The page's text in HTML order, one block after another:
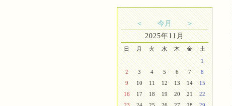
＜ 今月
＞
2025年11月
日 月 火 水 木 金
土
1
2
3 4 5 6 7
8
9
10 11 12 13 14
15
16
17 18 19 20 21
22